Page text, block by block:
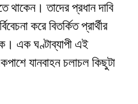
থাকেন। তাদের প্রধান দাবি
করে বিতর্কিত প্রার্থীর
এক ঘণ্টাব্যাপী এই
যানবাহন চলাচল কিছুটা